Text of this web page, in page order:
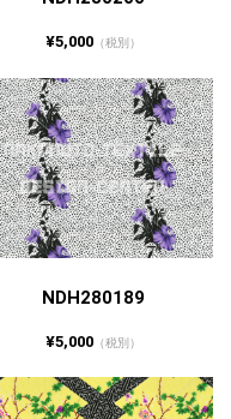
¥5,000（税別）
NDH280189
¥5,000（税別）